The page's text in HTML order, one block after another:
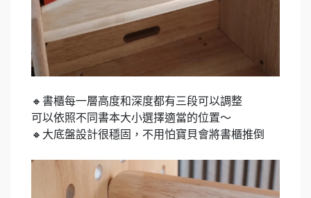
🔸書櫃每一層高度和深度都有三段可以調整
可以依照不同書本大小選擇適當的位置～
🔸大底盤設計很穩固，不用怕寶貝會將書櫃推倒